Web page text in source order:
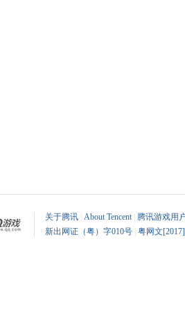
关于腾讯 About Tencent| 腾讯游戏用
新出网证（粤）字010号 粤网文